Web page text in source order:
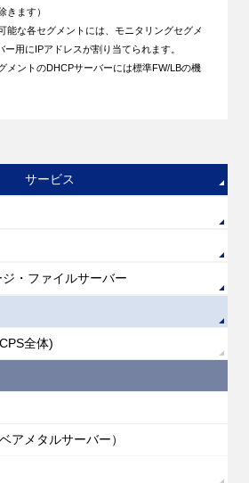
きます）
能な各セグメントには、モニタリングセグメ
用にIPアドレスが割り当てられます。
メントのDHCPサーバーには標準FW/LBの機
サービス
・ファイルサーバー
全体)
アメタルサーバー）